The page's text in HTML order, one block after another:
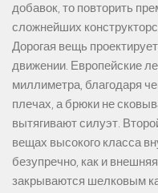
добавок, то повторить
сложнейших
Дорогая вещь
движении. Европейские
миллиметра, благодаря
плечах, а брюки не
вытягивают силуэт.
вещах высокого класса
безупречно, как и
закрываются шелковым